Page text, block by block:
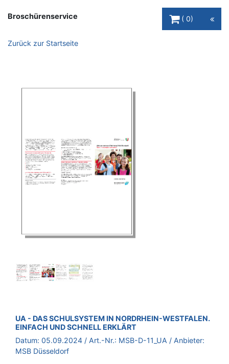
Broschürenservice
0
Zurück zur Startseite
BROSCHÜRE:
UA - DAS SCHULSYSTEM IN NORDRHEIN-WESTFALEN.
EINFACH UND SCHNELL ERKLÄRT
Datum: 05.09.2024 / Art.-Nr.: MSB-D-11_UA / Anbieter:
MSB Düsseldorf